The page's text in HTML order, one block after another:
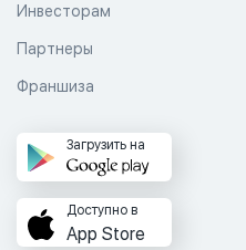
Инвесторам
Партнеры
Франшиза
Загрузить на
Доступно в
App Store